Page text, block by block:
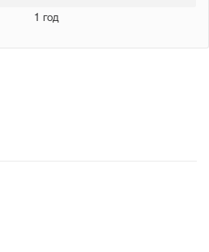
1 год